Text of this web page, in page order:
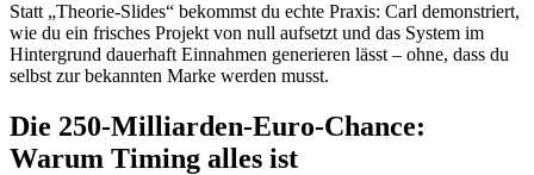
Statt „Theorie-Slides“ bekommst du echte Praxis: Carl demonstriert,
wie du ein frisches Projekt von null aufsetzt und das System im
Hintergrund dauerhaft Einnahmen generieren lässt – ohne, dass du
selbst zur bekannten Marke werden musst.
Die 250-Milliarden-Euro-Chance:
Warum Timing alles ist